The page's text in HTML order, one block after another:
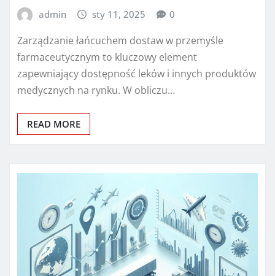
admin sty 11, 2025 0
Zarządzanie łańcuchem dostaw w przemyśle
farmaceutycznym to kluczowy element
zapewniający dostępność leków i innych produktów
medycznych na rynku. W obliczu…
READ MORE